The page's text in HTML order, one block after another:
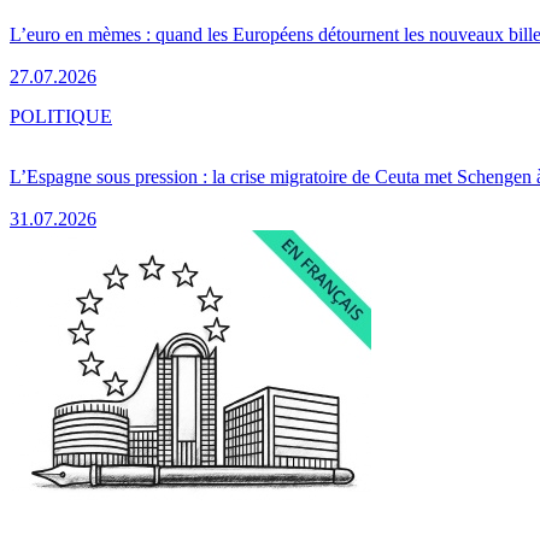
L’euro en mèmes : quand les Européens détournent les nouveaux
27.07.2026
L’Espagne sous pression : la crise migratoire de Ceuta met Schengen
31.07.2026
POLITIQUE